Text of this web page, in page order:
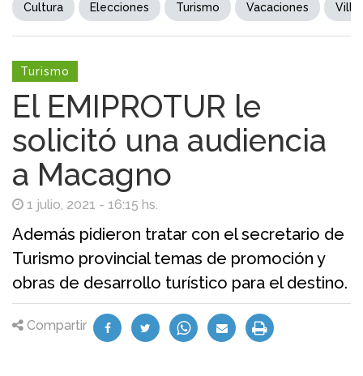
Cultura Elecciones Turismo Vacaciones Villa
Turismo
El EMIPROTUR le
solicitó una audiencia
a Macagno
1 julio, 2021 - 16:15 hs.
Además pidieron tratar con el secretario de
Turismo provincial temas de promoción y
obras de desarrollo turístico para el destino.
Compartir